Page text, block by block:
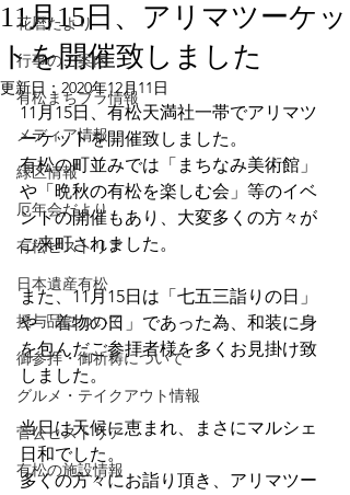
花暦たより
行事のご案内
有松まちブラ情報
メディア情報
緑区情報
厄年会だより
有松ヒストリア
日本遺産有松
授与品について
御参拝・御祈祷について
グルメ・テイクアウト情報
菅公ヒストリア
有松の施設情報
11月15日、アリマツーケッ
トを開催致しました
更新日： 2020年12月11日
11月15日、有松天満社一帯でアリマツ
ーケットを開催致しました。
有松の町並みでは「まちなみ美術館」
や「晩秋の有松を楽しむ会」等のイベ
ントの開催もあり、大変多くの方々が
ご来町されました。
また、11月15日は「七五三詣りの日」
や「着物の日」であった為、和装に身
を包んだご参拝者様を多くお見掛け致
しました。
当日は天候に恵まれ、まさにマルシェ
日和でした。
多くの方々にお詣り頂き、アリマツー